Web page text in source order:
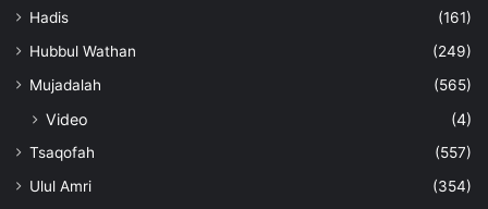
Hadis
(161)
Hubbul Wathan
(249)
Mujadalah
(565)
Video (4)
Tsaqofah
(557)
Ulul Amri
(354)